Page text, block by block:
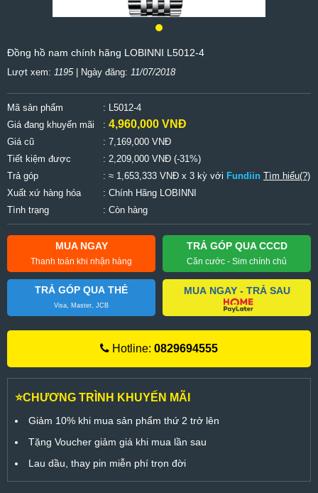
Đồng hồ nam chính hãng LOBINNI L5012-4
Lượt xem: 1195| Ngày đăng: 11/07/2018
Mã sản phẩm
: L5012-4
Giá đang khuyến mãi
: 4,960,000 VNĐ
Giá cũ : 7,169,000 VNĐ
Tiết kiệm được
: 2,209,000 VNĐ (-31%)
Trả góp
: ≈ 1,653,333 VNĐ x 3 kỳ với Fundiin Tìm hiểu(?)
Xuất xứ hàng hóa
: Chính Hãng LOBINNI
Tình trạng
: Còn hàng
MUA NGAY
Thanh toán khi nhận hàng
TRẢ GÓP QUA CCCD
Căn cước - Sim chính chủ
TRẢ GÓP QUA THẺ
Visa, Master, JCB
MUA NGAY - TRẢ SAU
Hotline: 0829694555
⭐CHƯƠNG TRÌNH KHUYẾN MÃI
Giảm 10% khi mua sản phẩm thứ 2 trở lên
Tặng Voucher giảm giá khi mua lần sau
Lau dầu, thay pin miễn phí trọn đời